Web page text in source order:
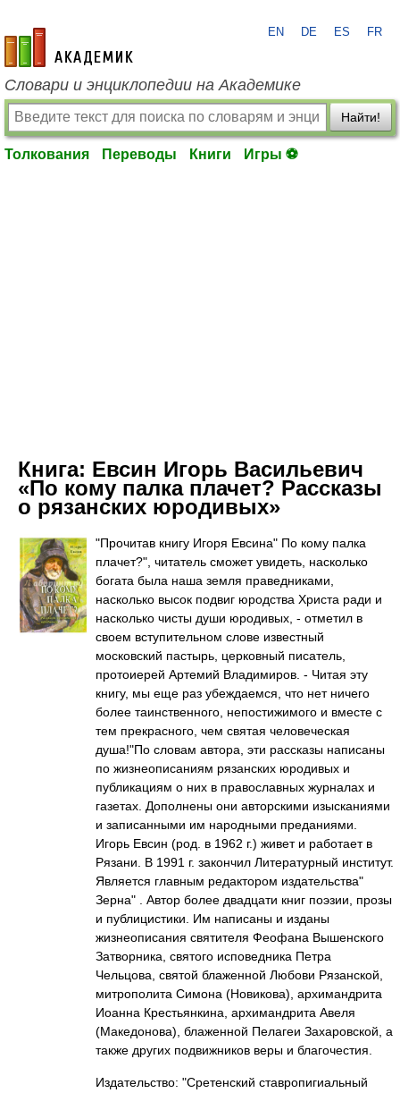
academic.ru
EN DE ES FR
Словари и энциклопедии на Академике
Найти!
Толкования Переводы Книги Игры ⚽
Книга: Евсин Игорь Васильевич
«По кому палка плачет? Рассказы
о рязанских юродивых»
"Прочитав книгу Игоря Евсина" По кому палка
плачет?", читатель сможет увидеть, насколько
богата была наша земля праведниками,
насколько высок подвиг юродства Христа ради и
насколько чисты души юродивых, - отметил в
своем вступительном слове известный
московский пастырь, церковный писатель,
протоиерей Артемий Владимиров. - Читая эту
книгу, мы еще раз убеждаемся, что нет ничего
более таинственного, непостижимого и вместе с
тем прекрасного, чем святая человеческая
душа!"По словам автора, эти рассказы написаны
по жизнеописаниям рязанских юродивых и
публикациям о них в православных журналах и
газетах. Дополнены они авторскими изысканиями
и записанными им народными преданиями.
Игорь Евсин (род. в 1962 г.) живет и работает в
Рязани. В 1991 г. закончил Литературный институт.
Является главным редактором издательства"
Зерна" . Автор более двадцати книг поэзии, прозы
и публицистики. Им написаны и изданы
жизнеописания святителя Феофана Вышенского
Затворника, святого исповедника Петра
Чельцова, святой блаженной Любови Рязанской,
митрополита Симона (Новикова), архимандрита
Иоанна Крестьянкина, архимандрита Авеля
(Македонова), блаженной Пелагеи Захаровской, а
также других подвижников веры и благочестия.
Издательство: "Сретенский ставропигиальный